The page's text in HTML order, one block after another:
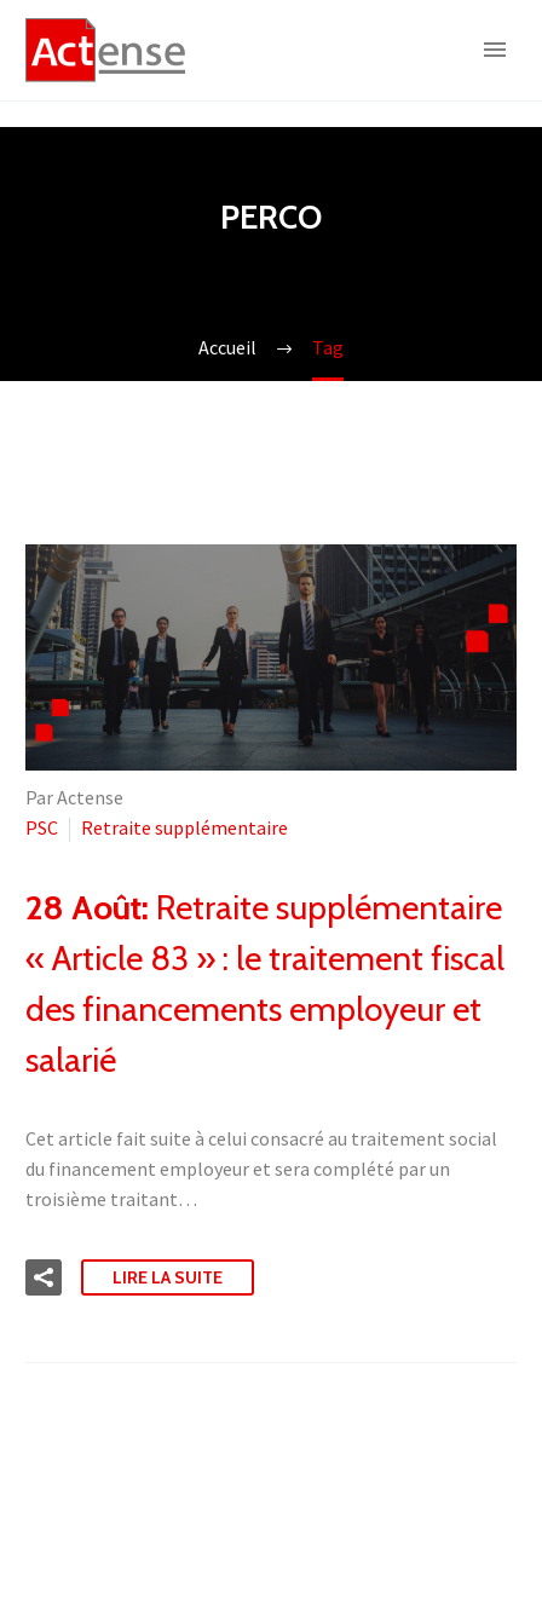
PERCO
Accueil Tag
Par Actense
PSC
Retraite supplémentaire
28 Août: Retraite supplémentaire
« Article 83 » : le traitement fiscal
des financements employeur et
salarié
Cet article fait suite à celui consacré au traitement social
du financement employeur et sera complété par un
troisième traitant…
LIRE LA SUITE